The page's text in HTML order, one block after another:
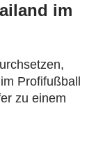
im
Profifußball
zu einem